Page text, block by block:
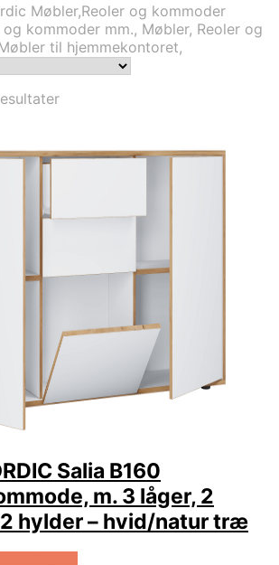
Møbler,Reoler og kommoder
kommoder mm., Møbler, Reoler og
til hjemmekontoret,
Sorteret
Salia B160
m. 3 låger, 2
hylder – hvid/natur træ